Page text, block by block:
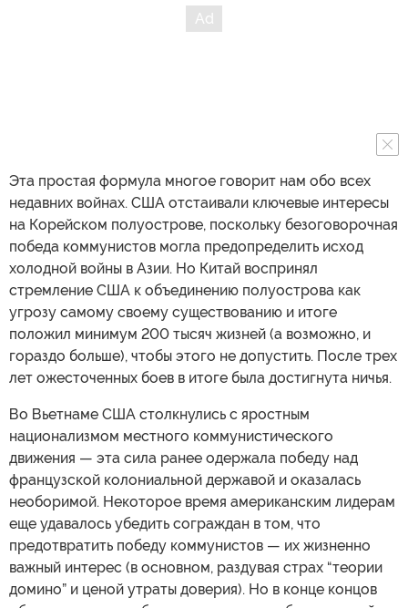
Эта простая формула многое говорит нам обо всех
недавних войнах. США отстаивали ключевые интересы
на Корейском полуострове, поскольку безоговорочная
победа коммунистов могла предопределить исход
холодной войны в Азии. Но Китай воспринял
стремление США к объединению полуострова как
угрозу самому своему существованию и итоге
положил минимум 200 тысяч жизней (а возможно, и
гораздо больше), чтобы этого не допустить. После трех
лет ожесточенных боев в итоге была достигнута ничья.
Во Вьетнаме США столкнулись с яростным
национализмом местного коммунистического
движения — эта сила ранее одержала победу над
французской колониальной державой и оказалась
необоримой. Некоторое время американским лидерам
еще удавалось убедить сограждан в том, что
предотвратить победу коммунистов — их жизненно
важный интерес (в основном, раздувая страх “теории
домино” и ценой утраты доверия). Но в конце концов